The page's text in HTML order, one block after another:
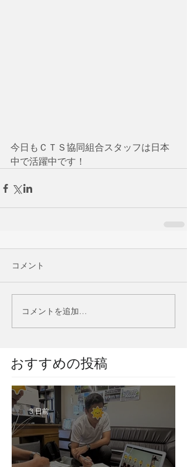
今日もＣＴＳ協同組合スタッフは日本
中で活躍中です！
コメント
コメントを追加…
​おすすめの投稿
3 日前